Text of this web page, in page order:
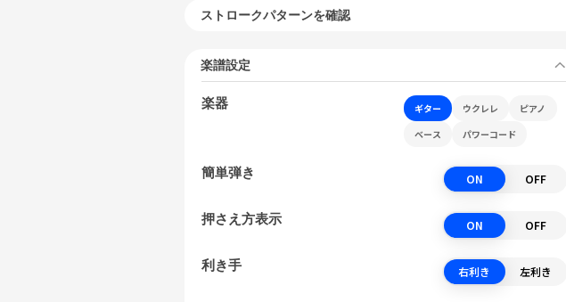
ストロークパターンを確認
楽譜設定
楽器 ギター ウクレレ
ピアノ
ベース
パワーコード
簡単弾き ON OFF
押さえ方表示 ON OFF
利き手 右利き 左利き